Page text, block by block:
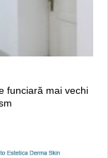
funciară mai vechi